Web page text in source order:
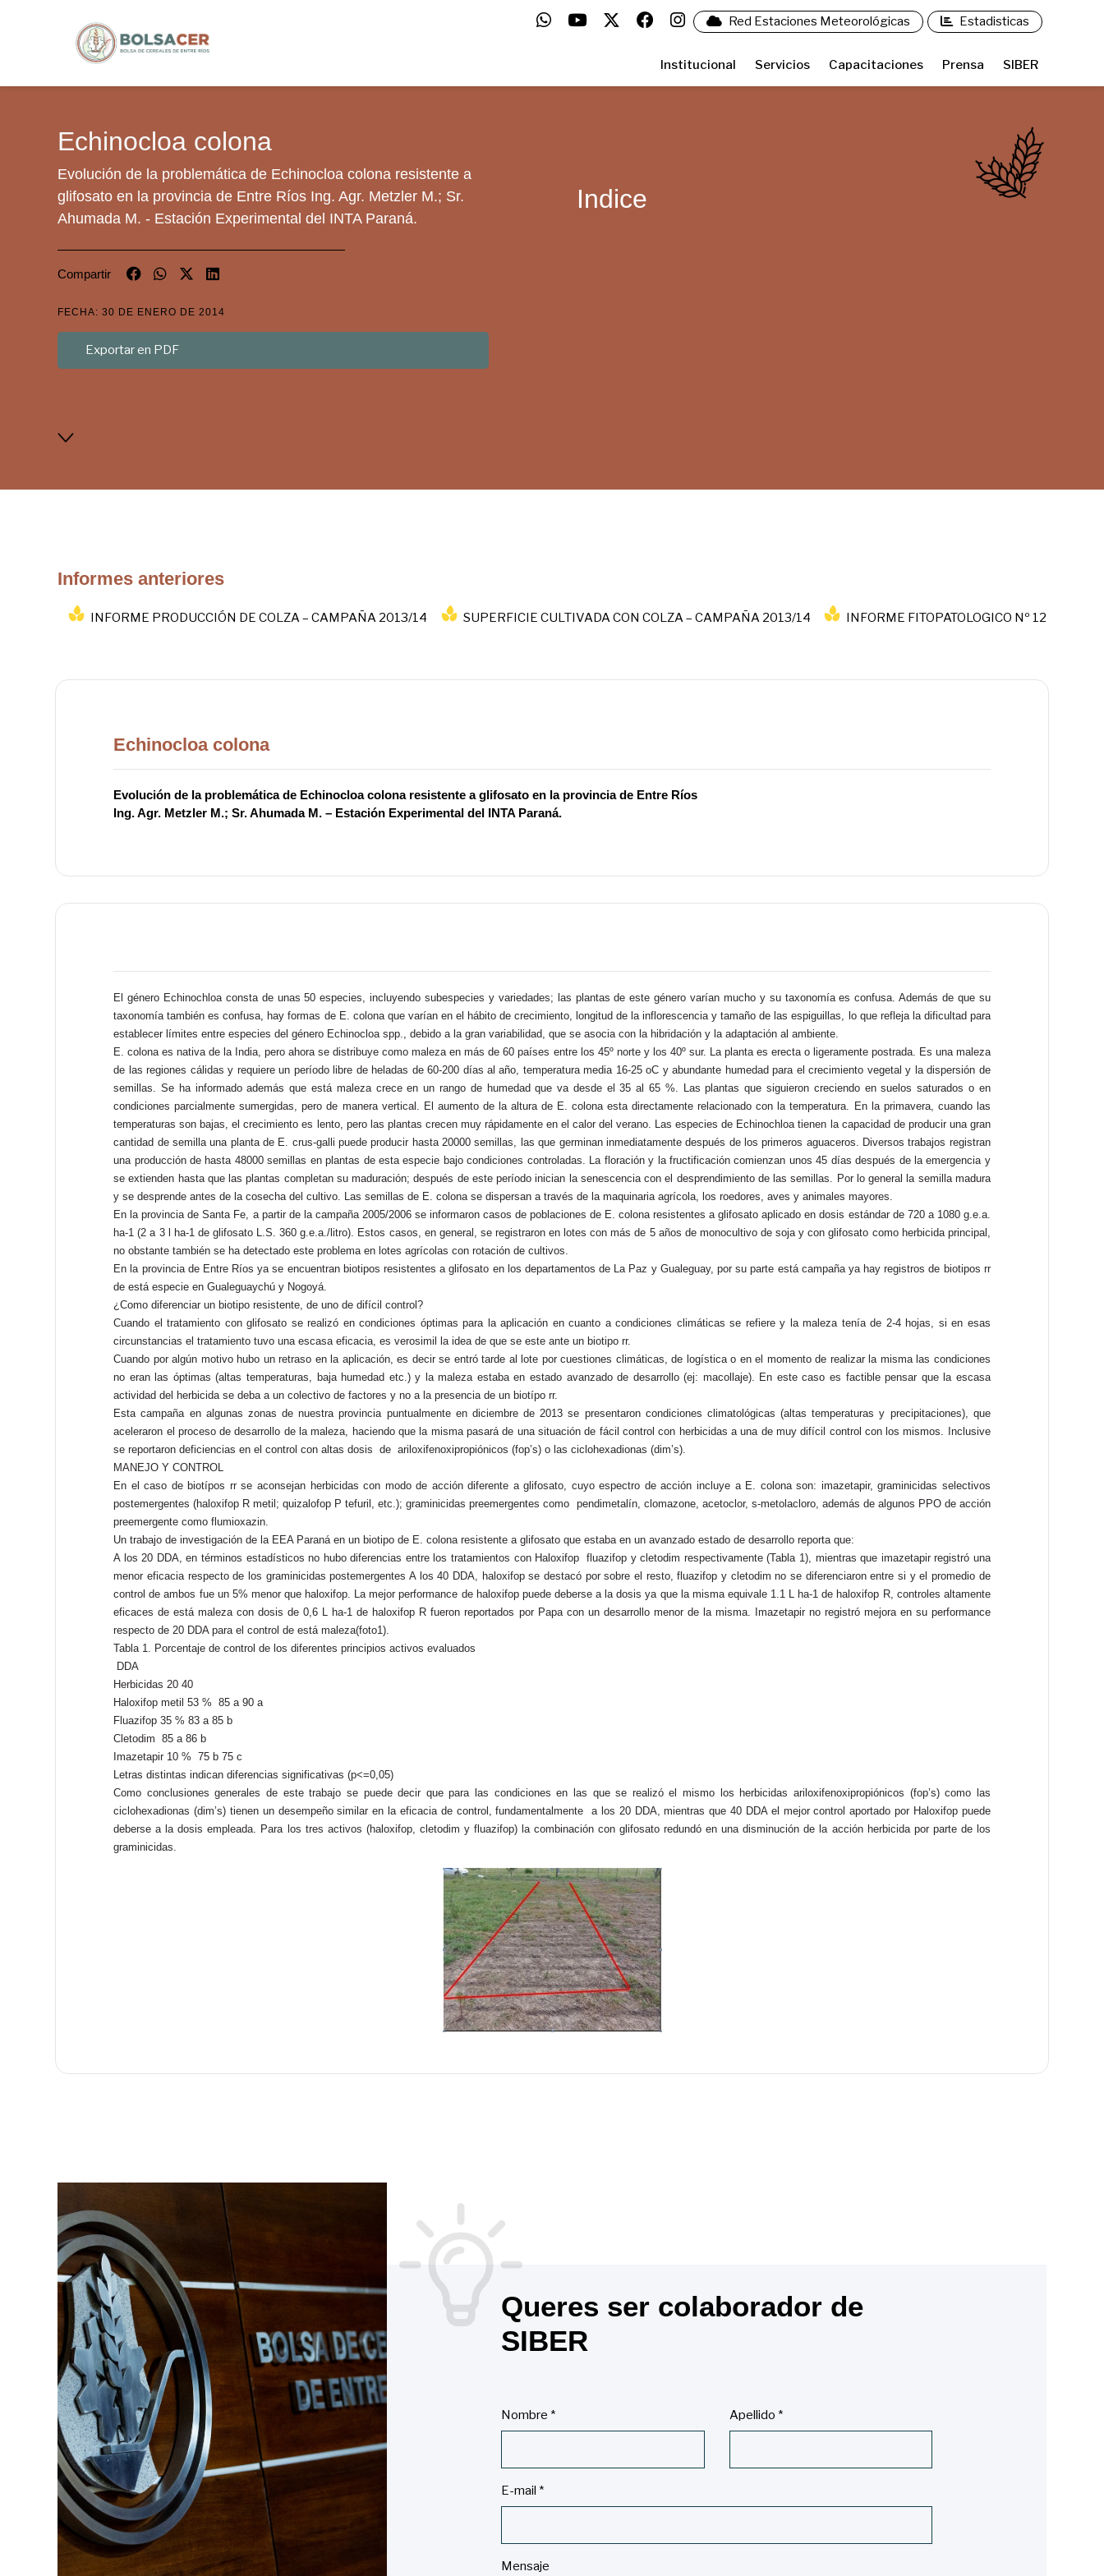
Institucional Servicios Capacitaciones Prensa SIBER
Red Estaciones Meteorológicas Estadisticas
Echinocloa colona
Evolución de la problemática de Echinocloa colona resistente a
glifosato en la provincia de Entre Ríos Ing. Agr. Metzler M.; Sr.
Ahumada M. - Estación Experimental del INTA Paraná.
Compartir
FECHA: 30 DE ENERO DE 2014
Exportar en PDF
Indice
Informes anteriores
INFORME PRODUCCIÓN DE COLZA – CAMPAÑA 2013/14 SUPERFICIE CULTIVADA CON COLZA – CAMPAÑA 2013/14 INFORME FITOPATOLOGICO Nº 12
Echinocloa colona
Evolución de la problemática de Echinocloa colona resistente a glifosato en la provincia de Entre Ríos
Ing. Agr. Metzler M.; Sr. Ahumada M. – Estación Experimental del INTA Paraná.
El género Echinochloa consta de unas 50 especies, incluyendo subespecies y variedades; las plantas de este género varían mucho y su taxonomía es confusa. Además de que su
taxonomía también es confusa, hay formas de E. colona que varían en el hábito de crecimiento, longitud de la inflorescencia y tamaño de las espiguillas, lo que refleja la dificultad para
establecer límites entre especies del género Echinocloa spp., debido a la gran variabilidad, que se asocia con la hibridación y la adaptación al ambiente.
E. colona es nativa de la India, pero ahora se distribuye como maleza en más de 60 países entre los 45º norte y los 40º sur. La planta es erecta o ligeramente postrada. Es una maleza
de las regiones cálidas y requiere un período libre de heladas de 60-200 días al año, temperatura media 16-25 oC y abundante humedad para el crecimiento vegetal y la dispersión de
semillas. Se ha informado además que está maleza crece en un rango de humedad que va desde el 35 al 65 %. Las plantas que siguieron creciendo en suelos saturados o en
condiciones parcialmente sumergidas, pero de manera vertical. El aumento de la altura de E. colona esta directamente relacionado con la temperatura. En la primavera, cuando las
temperaturas son bajas, el crecimiento es lento, pero las plantas crecen muy rápidamente en el calor del verano. Las especies de Echinochloa tienen la capacidad de producir una gran
cantidad de semilla una planta de E. crus-galli puede producir hasta 20000 semillas, las que germinan inmediatamente después de los primeros aguaceros. Diversos trabajos registran
una producción de hasta 48000 semillas en plantas de esta especie bajo condiciones controladas. La floración y la fructificación comienzan unos 45 días después de la emergencia y
se extienden hasta que las plantas completan su maduración; después de este período inician la senescencia con el desprendimiento de las semillas. Por lo general la semilla madura
y se desprende antes de la cosecha del cultivo. Las semillas de E. colona se dispersan a través de la maquinaria agrícola, los roedores, aves y animales mayores.
En la provincia de Santa Fe, a partir de la campaña 2005/2006 se informaron casos de poblaciones de E. colona resistentes a glifosato aplicado en dosis estándar de 720 a 1080 g.e.a.
ha-1 (2 a 3 l ha-1 de glifosato L.S. 360 g.e.a./litro). Estos casos, en general, se registraron en lotes con más de 5 años de monocultivo de soja y con glifosato como herbicida principal,
no obstante también se ha detectado este problema en lotes agrícolas con rotación de cultivos.
En la provincia de Entre Ríos ya se encuentran biotipos resistentes a glifosato en los departamentos de La Paz y Gualeguay, por su parte está campaña ya hay registros de biotipos rr
de está especie en Gualeguaychú y Nogoyá.
¿Como diferenciar un biotipo resistente, de uno de difícil control?
Cuando el tratamiento con glifosato se realizó en condiciones óptimas para la aplicación en cuanto a condiciones climáticas se refiere y la maleza tenía de 2-4 hojas, si en esas
circunstancias el tratamiento tuvo una escasa eficacia, es verosimil la idea de que se este ante un biotipo rr.
Cuando por algún motivo hubo un retraso en la aplicación, es decir se entró tarde al lote por cuestiones climáticas, de logística o en el momento de realizar la misma las condiciones
no eran las óptimas (altas temperaturas, baja humedad etc.) y la maleza estaba en estado avanzado de desarrollo (ej: macollaje). En este caso es factible pensar que la escasa
actividad del herbicida se deba a un colectivo de factores y no a la presencia de un biotípo rr.
Esta campaña en algunas zonas de nuestra provincia puntualmente en diciembre de 2013 se presentaron condiciones climatológicas (altas temperaturas y precipitaciones), que
aceleraron el proceso de desarrollo de la maleza, haciendo que la misma pasará de una situación de fácil control con herbicidas a una de muy difícil control con los mismos. Inclusive
se reportaron deficiencias en el control con altas dosis de ariloxifenoxipropiónicos (fop’s) o las ciclohexadionas (dim’s).
MANEJO Y CONTROL
En el caso de biotípos rr se aconsejan herbicidas con modo de acción diferente a glifosato, cuyo espectro de acción incluye a E. colona son: imazetapir, graminicidas selectivos
postemergentes (haloxifop R metil; quizalofop P tefuril, etc.); graminicidas preemergentes como pendimetalín, clomazone, acetoclor, s-metolacloro, además de algunos PPO de acción
preemergente como flumioxazin.
Un trabajo de investigación de la EEA Paraná en un biotipo de E. colona resistente a glifosato que estaba en un avanzado estado de desarrollo reporta que:
A los 20 DDA, en términos estadísticos no hubo diferencias entre los tratamientos con Haloxifop fluazifop y cletodim respectivamente (Tabla 1), mientras que imazetapir registró una
menor eficacia respecto de los graminicidas postemergentes A los 40 DDA, haloxifop se destacó por sobre el resto, fluazifop y cletodim no se diferenciaron entre si y el promedio de
control de ambos fue un 5% menor que haloxifop. La mejor performance de haloxifop puede deberse a la dosis ya que la misma equivale 1.1 L ha-1 de haloxifop R, controles altamente
eficaces de está maleza con dosis de 0,6 L ha-1 de haloxifop R fueron reportados por Papa con un desarrollo menor de la misma. Imazetapir no registró mejora en su performance
respecto de 20 DDA para el control de está maleza(foto1).
Tabla 1. Porcentaje de control de los diferentes principios activos evaluados
DDA
Herbicidas 20 40
Haloxifop metil 53 % 85 a 90 a
Fluazifop 35 % 83 a 85 b
Cletodim 85 a 86 b
Imazetapir 10 % 75 b 75 c
Letras distintas indican diferencias significativas (p<=0,05)
Como conclusiones generales de este trabajo se puede decir que para las condiciones en las que se realizó el mismo los herbicidas ariloxifenoxipropiónicos (fop’s) como las
ciclohexadionas (dim’s) tienen un desempeño similar en la eficacia de control, fundamentalmente a los 20 DDA, mientras que 40 DDA el mejor control aportado por Haloxifop puede
deberse a la dosis empleada. Para los tres activos (haloxifop, cletodim y fluazifop) la combinación con glifosato redundó en una disminución de la acción herbicida por parte de los
graminicidas.
Queres ser colaborador de
SIBER
Nombre* Apellido *
E-mail*
Mensaje